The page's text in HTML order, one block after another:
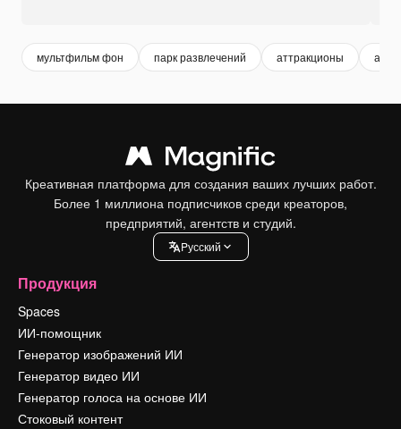
мультфильм фон парк развлечений аттракционы
Креативная платформа для создания ваших лучших работ.
Более 1 миллиона подписчиков среди креаторов,
предприятий, агентств и студий.
Pусский
Продукция
Spaces
ИИ-помощник
Генератор изображений ИИ
Генератор видео ИИ
Генератор голоса на основе ИИ
Стоковый контент